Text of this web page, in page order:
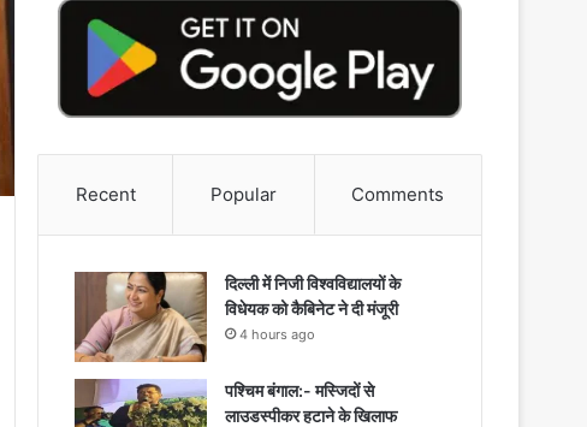
Recent Popular Comments
दिल्ली में निजी विश्वविद्यालयों के
विधेयक को कैबिनेट ने दी मंजूरी
4 hours ago
पश्चिम बंगाल:- मस्जिदों से
लाउडस्पीकर हटाने के खिलाफ